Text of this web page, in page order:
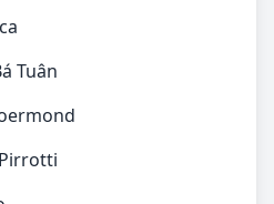
Tuân